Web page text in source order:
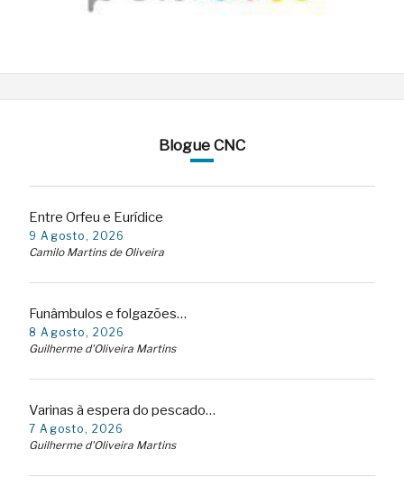
Blogue CNC
Entre Orfeu e Eurídice
9 Agosto, 2026
Camilo Martins de Oliveira
Funâmbulos e folgazões…
8 Agosto, 2026
Guilherme d'Oliveira Martins
Varinas à espera do pescado…
7 Agosto, 2026
Guilherme d'Oliveira Martins